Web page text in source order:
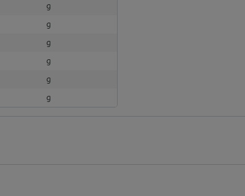
g
g
g
g
g
g